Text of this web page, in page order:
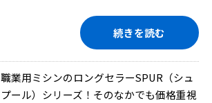
続きを読む
職業用ミシンのロングセラーSPUR（シュ
プール）シリーズ！そのなかでも価格重視